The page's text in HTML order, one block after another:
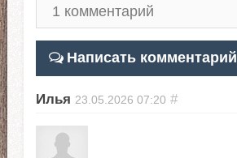
Написать комментарий
Илья 23.05.2026 07:20 #